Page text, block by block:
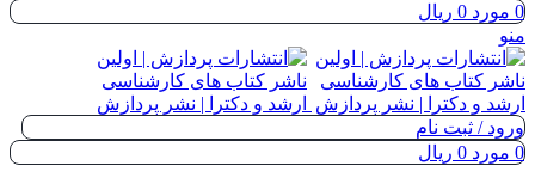
0 مورد 0 ریال
منو
ورود / ثبت نام
0 مورد 0 ریال